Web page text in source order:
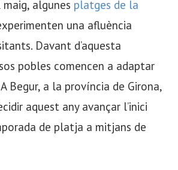
algunes platges de la
una afluència
Davant d’aquesta
pobles comencen a adaptar
Begur, a la província de Girona,
aquest any avançar l’inici
de platja a mitjans de